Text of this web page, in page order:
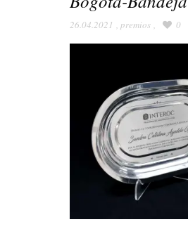
26.04.2021 , premios , 0